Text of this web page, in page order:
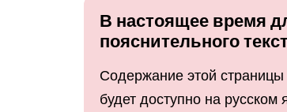
В настоящее время
пояснительного
Содержание этой
будет доступно на русском